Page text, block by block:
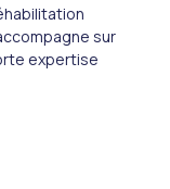
sur
expertise